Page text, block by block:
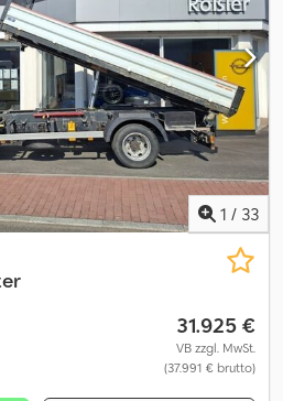
4x2, Einzelkabine, Zuladung 2 t,
Rückspiegel, beheizt,
und Beifahrer, Radio mit Bluetooth,
GGW 6000kg, aktuelle Zulassung
BEV-Transporter mit B-Führerschein
Dcedpfx Ajx Hbp Tsqxsk
1 / 33
31.925 €
VB zzgl. MwSt.
(37.991 € brutto)